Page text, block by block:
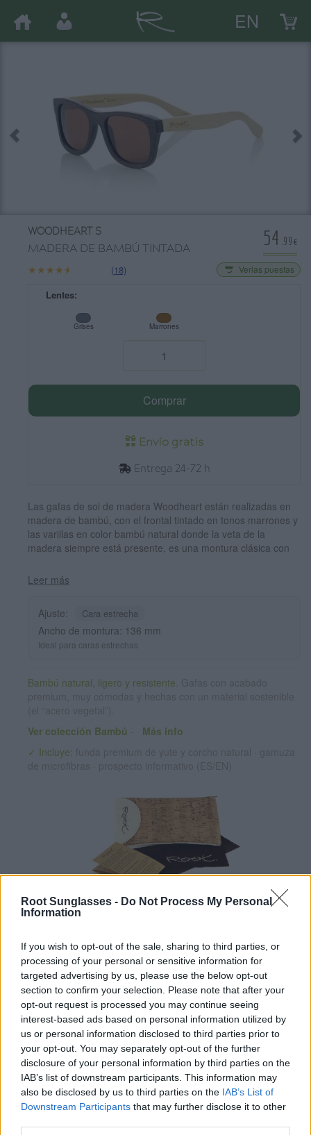
Root Sunglasses - Do Not Process My Personal
Information
If you wish to opt-out of the sale, sharing to third parties, or
processing of your personal or sensitive information for
targeted advertising by us, please use the below opt-out
section to confirm your selection. Please note that after your
opt-out request is processed you may continue seeing
interest-based ads based on personal information utilized by
us or personal information disclosed to third parties prior to
your opt-out. You may separately opt-out of the further
disclosure of your personal information by third parties on the
IAB’s list of downstream participants. This information may
also be disclosed by us to third parties on the IAB’s List of
Downstream Participants that may further disclose it to other
EN
WOODHEART S
MADERA DE BAMBÚ TINTADA
★★★★★
★★★★★ (18) Verlas puestas
Lentes:
Grises Marrones
Comprar
Envío gratis
Entrega 24-72 h
54 .99€
Las gafas de sol de madera Woodheart están realizadas en
madera de bambú, con el frontal tintado en tonos marrones y
las varillas en color bambú natural donde la veta de la
madera siempre está presente, es una montura clásica con
mejor las gafas más pequeñas. Medida frontal: 136x44mm
Leer más
Ajuste: Cara estrecha
Ancho de montura: 136 mm
Ideal para caras estrechas
Bambú natural, ligero y resistente.
Ver colección Bambú
Más info
✓ Incluye:
información
✔ Herrajes de acero inoxidable
para un ajuste perfecto.
✔ Cómodas y ligeras Peso: 22.00 gr.
-Opciones Recomendadas:
Estuche de corcho plegable
8.99€
Comprar
Estuche Semi-rígido Natural
12.99€
Comprar